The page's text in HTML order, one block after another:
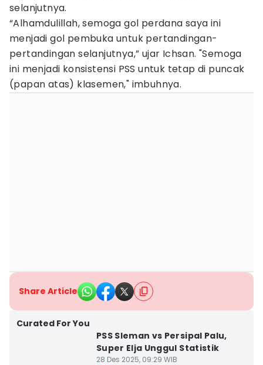
selanjutnya.
“Alhamdulillah, semoga gol perdana saya ini
menjadi gol pembuka untuk pertandingan-
pertandingan selanjutnya,” ujar Ichsan. "Semoga
ini menjadi konsistensi PSS untuk tetap di puncak
(papan atas) klasemen," imbuhnya.
Share Article
Curated For You
PSS Sleman vs Persipal Palu,
Super Elja Unggul Statistik
28 Des 2025, 09:29 WIB